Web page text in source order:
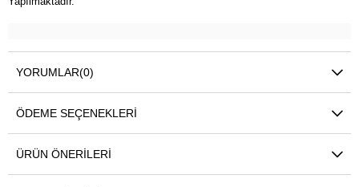
YORUMLAR(0)
ÖDEME SEÇENEKLERI
ÜRÜN ÖNERILERI